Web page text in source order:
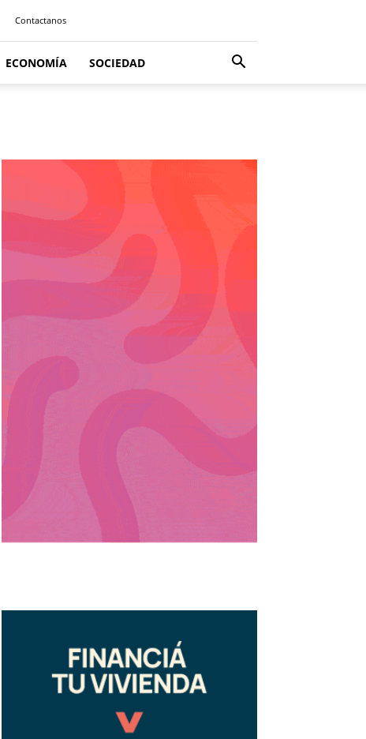
Contactanos
ECONOMÍA SOCIEDAD